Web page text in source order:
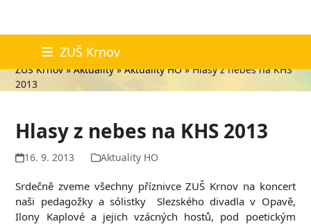
content
ZUŠ Krnov
Aktuality
ZUŠ Krnov»Aktuality»Aktuality HO»Hlasy z nebes na KHS
2013
Hlasy z nebes na KHS 2013
16. 9. 2013 Aktuality HO
Srdečně zveme všechny příznivce ZUŠ Krnov na koncert
naši pedagožky a sólistky Slezského divadla v Opavě,
Ilony Kaplové a jejich vzácných hostů, pod poetickým